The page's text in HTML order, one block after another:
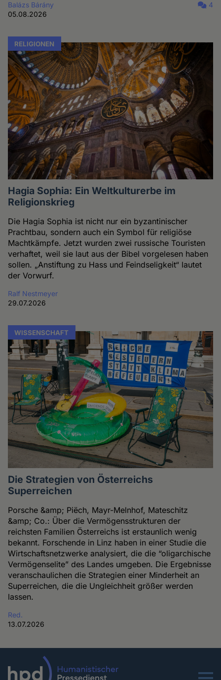
Balázs Bárány
05.08.2026
4
RELIGIONEN
Hagia Sophia: Ein Weltkulturerbe im
Religionskrieg
Die Hagia Sophia ist nicht nur ein byzantinischer
Prachtbau, sondern auch ein Symbol für religiöse
Machtkämpfe. Jetzt wurden zwei russische Touristen
verhaftet, weil sie laut aus der Bibel vorgelesen haben
sollen. „Anstiftung zu Hass und Feindseligkeit“ lautet
der Vorwurf.
Ralf Nestmeyer
29.07.2026
WISSENSCHAFT
Die Strategien von Österreichs
Superreichen
Porsche &amp; Piëch, Mayr-Melnhof, Mateschitz
&amp; Co.: Über die Vermögensstrukturen der
reichsten Familien Österreichs ist erstaunlich wenig
bekannt. Forschende in Linz haben in einer Studie die
Wirtschaftsnetzwerke analysiert, die die “oligarchische
Vermögenselite” des Landes umgeben. Die Ergebnisse
veranschaulichen die Strategien einer Minderheit an
Superreichen, die die Ungleichheit größer werden
lassen.
Red.
13.07.2026